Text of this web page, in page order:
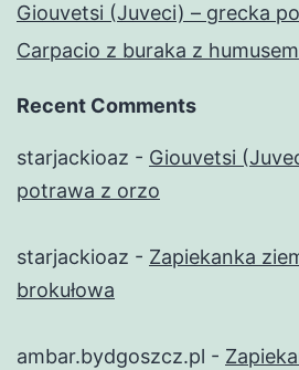
Giouvetsi (Juveci) – grecka
Carpacio z buraka z humusem
Recent Comments
starjackioaz - Giouvetsi
potrawa z orzo
starjackioaz - Zapiekanka
brokułowa
ambar.bydgoszcz.pl -